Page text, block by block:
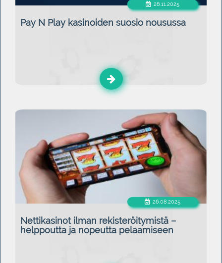
26.11.2025
Pay N Play kasinoiden suosio nousussa
26.08.2025
Nettikasinot ilman rekisteröitymistä –
helppoutta ja nopeutta pelaamiseen